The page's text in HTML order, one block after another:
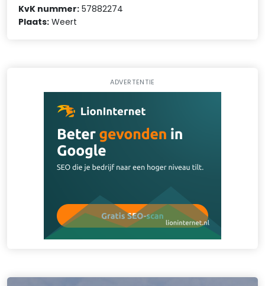
KvK nummer: 57882274
Plaats: Weert
ADVERTENTIE